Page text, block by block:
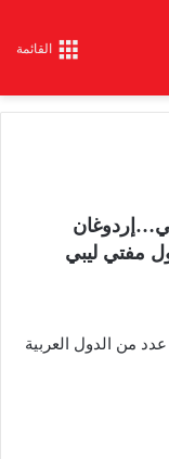
القائمة
مفتي ليبي
من الدول العربية